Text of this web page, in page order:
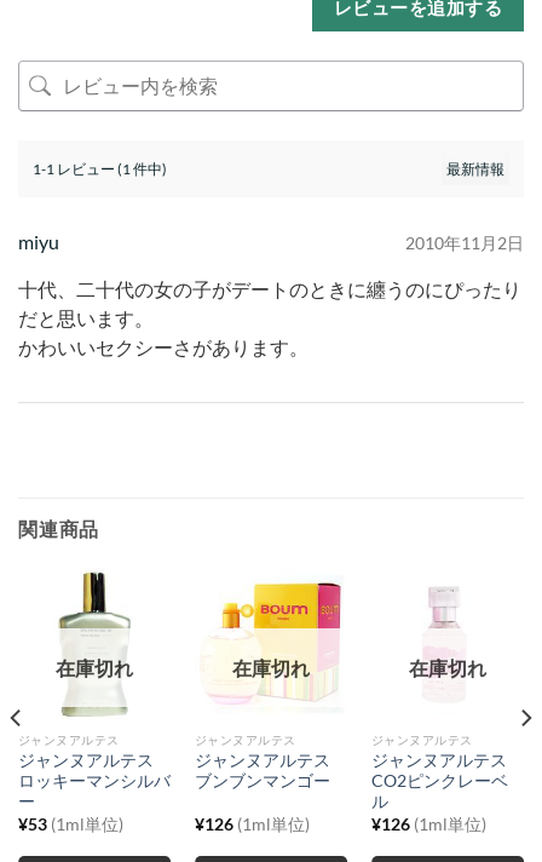
レビューを追加する
1-1 レビュー (1 件中)
miyu 2010年11月2日
十代、二十代の女の子がデートのときに纏うのにぴったり
だと思います。
かわいいセクシーさがあります。
関連商品
在庫切れ
ジャンヌアルテス
ジャンヌアルテス
ロッキーマンシルバ
ー
¥53 (1ml単位)
在庫切れ
ジャンヌアルテス
ジャンヌアルテス
ブンブンマンゴー
¥126 (1ml単位)
在庫切れ
ジャンヌアルテス
ジャンヌアルテス
CO2ピンクレーベ
ル
¥126 (1ml単位)